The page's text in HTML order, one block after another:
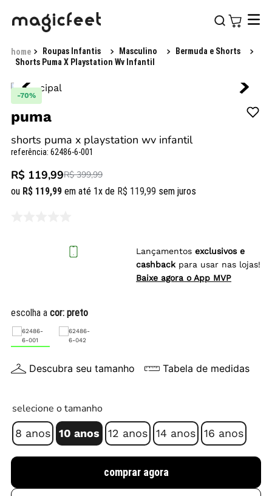
Roupas Infantis Masculino
Bermuda e Shorts
Shorts Puma X Playstation Wv Infantil
-70%
puma
shorts puma x playstation wv infantil
referência: 62486-6-001
R$ 119,99R$ 399,99
ou R$ 119,99 em até 1x de R$ 119,99 sem juros
Lançamentos exclusivos e
cashback para usar nas lojas!
Baixe agora o App MVP
escolha a cor: preto
Descubra seu tamanho Tabela de medidas
selecione o tamanho
8 anos 10 anos 12 anos 14 anos 16 anos
comprar agora